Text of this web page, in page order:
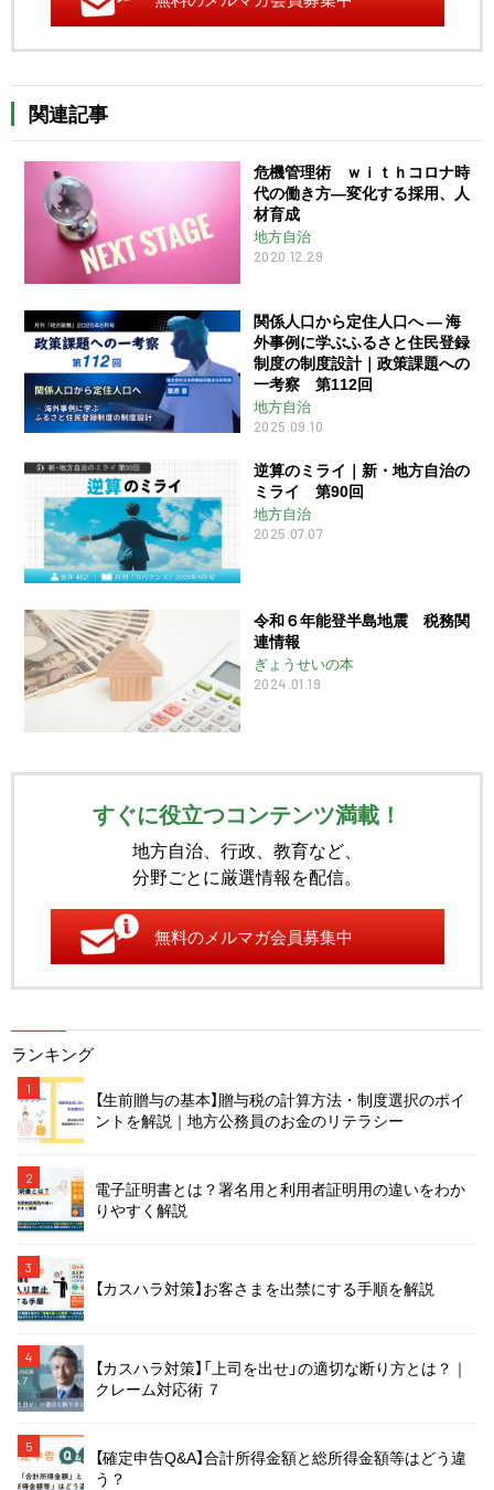
関連記事
危機管理術 ｗｉｔｈコロナ時
代の働き方―変化する採用、人
材育成
地方自治
2020.12.29
関係人口から定住人口へ ― 海
外事例に学ぶふるさと住民登録
制度の制度設計｜政策課題への
一考察 第112回
地方自治
2025.09.10
逆算のミライ｜新・地方自治の
ミライ 第90回
地方自治
2025.07.07
令和６年能登半島地震 税務関
連情報
ぎょうせいの本
2024.01.19
すぐに役立つコンテンツ満載！
地方自治、行政、教育など、
分野ごとに厳選情報を配信。
無料のメルマガ会員募集中
ランキング
1
【生前贈与の基本】贈与税の計算方法・制度選択のポイ
ントを解説｜地方公務員のお金のリテラシー
2
電子証明書とは？署名用と利用者証明用の違いをわか
りやすく解説
3
【カスハラ対策】お客さまを出禁にする手順を解説
4
【カスハラ対策】「上司を出せ」の適切な断り方とは？｜
クレーム対応術 ７
5
【確定申告Q&A】合計所得金額と総所得金額等はどう違
う？